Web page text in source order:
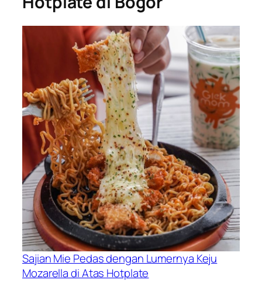
Sajian Mie Pedas dengan Lumernya Keju
Mozarella di Atas Hotplate